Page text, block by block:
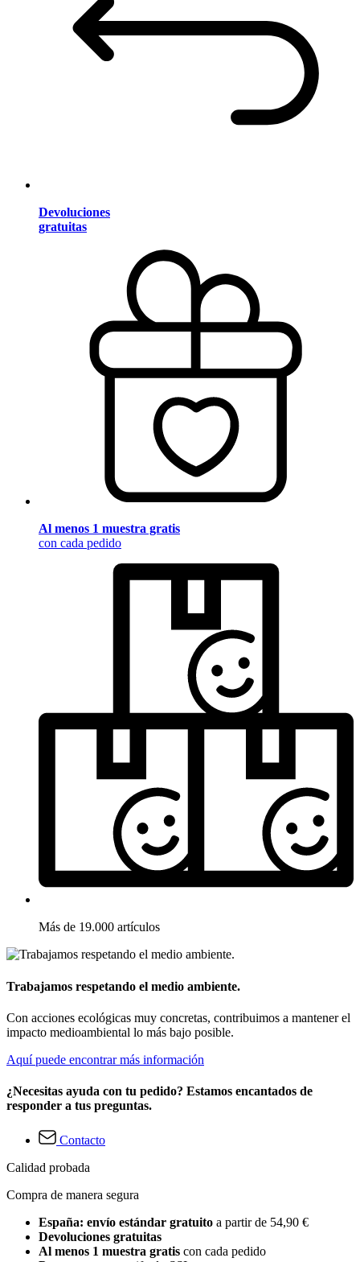
Devoluciones
gratuitas
Al menos 1 muestra gratis
con cada pedido
Más de 19.000 artículos
Trabajamos respetando el medio ambiente.
Con acciones ecológicas muy concretas, contribuimos a mantener el
impacto medioambiental lo más bajo posible.
Aquí puede encontrar más información
¿Necesitas ayuda con tu pedido? Estamos encantados de
responder a tus preguntas.
Contacto
Calidad probada
Compra de manera segura
España: envío estándar gratuito a partir de 54,90 €
Devoluciones gratuitas
Al menos 1 muestra gratis con cada pedido